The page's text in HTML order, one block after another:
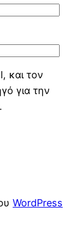
και τον
για την
WordPress